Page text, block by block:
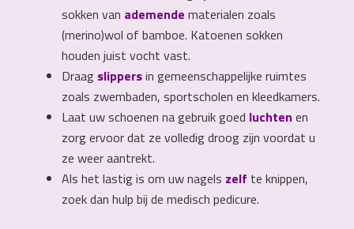
sokken van ademende materialen zoals
(merino)wol of bamboe. Katoenen sokken
houden juist vocht vast.
Draag slippersin gemeenschappelijke ruimtes
zoals zwembaden, sportscholen en kleedkamers.
Laat uw schoenen na gebruik goed luchten en
zorg ervoor dat ze volledig droog zijn voordat u
ze weer aantrekt.
Als het lastig is om uw nagels zelf te knippen,
zoek dan hulp bij de medisch pedicure.